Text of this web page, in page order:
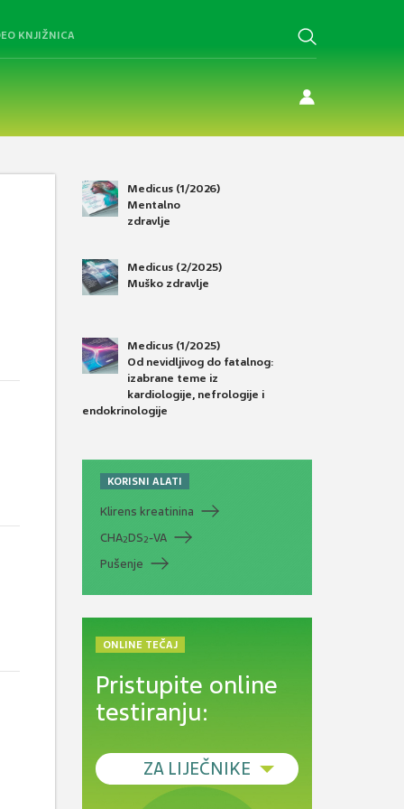
KNJIŽNICA
Medicus (1/2026)
Mentalno
zdravlje
Medicus (2/2025)
Muško zdravlje
Medicus (1/2025)
Od nevidljivog do fatalnog:
izabrane teme iz
kardiologije, nefrologije i
endokrinologije
KORISNI ALATI
Klirens kreatinina
CHA2DS2-VA
Pušenje
ONLINE TEČAJ
Pristupite online
testiranju:
ZA LIJEČNIKE